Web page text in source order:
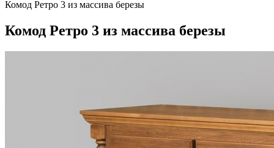
Комод Ретро 3 из массива березы
Комод Ретро 3 из массива березы